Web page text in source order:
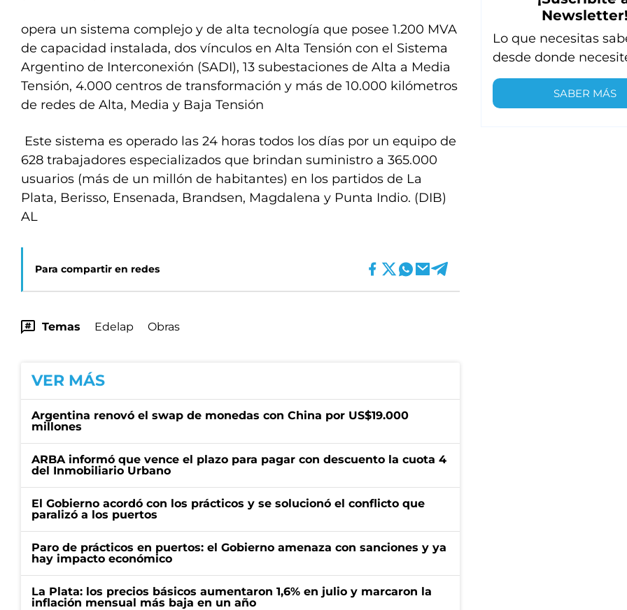
opera un sistema complejo y de alta tecnología que posee 1.200 MVA
de capacidad instalada, dos vínculos en Alta Tensión con el Sistema
Argentino de Interconexión (SADI), 13 subestaciones de Alta a Media
Tensión, 4.000 centros de transformación y más de 10.000 kilómetros
de redes de Alta, Media y Baja Tensión
Este sistema es operado las 24 horas todos los días por un equipo de
628 trabajadores especializados que brindan suministro a 365.000
usuarios (más de un millón de habitantes) en los partidos de La
Plata, Berisso, Ensenada, Brandsen, Magdalena y Punta Indio. (DIB)
AL
Para compartir en redes
Temas Edelap Obras
VER MÁS
Argentina renovó el swap de monedas con China por US$19.000
millones
ARBA informó que vence el plazo para pagar con descuento la cuota 4
del Inmobiliario Urbano
El Gobierno acordó con los prácticos y se solucionó el conflicto que
paralizó a los puertos
Paro de prácticos en puertos: el Gobierno amenaza con sanciones y ya
hay impacto económico
La Plata: los precios básicos aumentaron 1,6% en julio y marcaron la
inflación mensual más baja en un año
Newsletter!
Lo que necesitas
desde donde
SABER MÁS